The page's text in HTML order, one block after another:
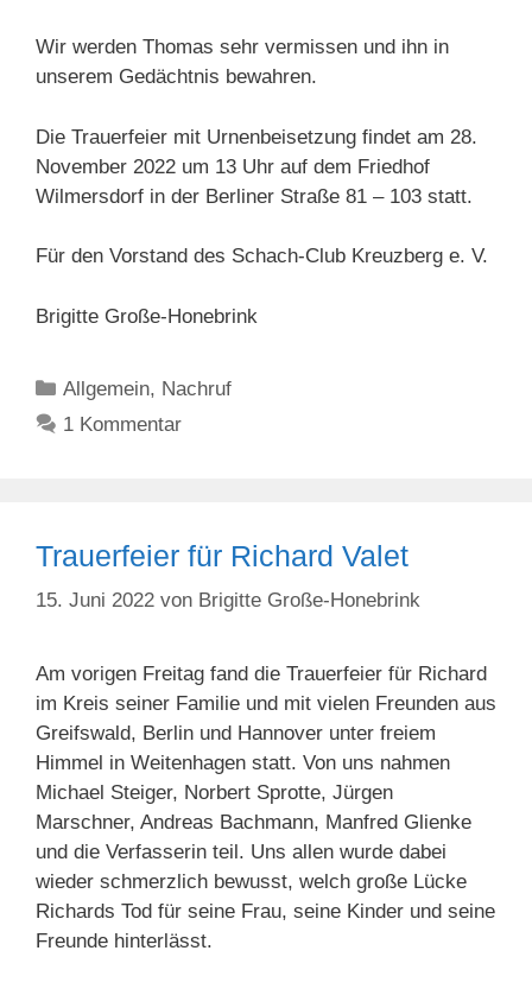
Wir werden Thomas sehr vermissen und ihn in
unserem Gedächtnis bewahren.
Die Trauerfeier mit Urnenbeisetzung findet am 28.
November 2022 um 13 Uhr auf dem Friedhof
Wilmersdorf in der Berliner Straße 81 – 103 statt.
Für den Vorstand des Schach-Club Kreuzberg e. V.
Brigitte Große-Honebrink
Kategorien
Allgemein, Nachruf
1 Kommentar
Trauerfeier für Richard Valet
15. Juni 2022 von Brigitte Große-Honebrink
Am vorigen Freitag fand die Trauerfeier für Richard
im Kreis seiner Familie und mit vielen Freunden aus
Greifswald, Berlin und Hannover unter freiem
Himmel in Weitenhagen statt. Von uns nahmen
Michael Steiger, Norbert Sprotte, Jürgen
Marschner, Andreas Bachmann, Manfred Glienke
und die Verfasserin teil. Uns allen wurde dabei
wieder schmerzlich bewusst, welch große Lücke
Richards Tod für seine Frau, seine Kinder und seine
Freunde hinterlässt.